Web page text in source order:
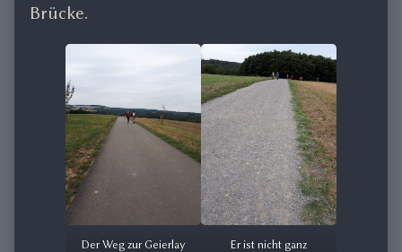
Brücke.
Der Weg zur Geierlay
Er ist nicht ganz